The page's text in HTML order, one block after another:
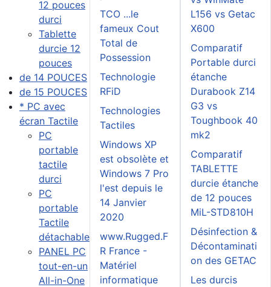
12 pouces
durci
Tablette
durcie 12
pouces
de 14 POUCES
de 15 POUCES
* PC avec
écran Tactile
PC
portable
tactile
durci
PC
portable
Tactile
détachable
PANEL PC
tout-en-un
All-in-One
TCO ...le
fameux Cout
Total de
Possession
Technologie
RFiD
Technologies
Tactiles
Windows XP
est obsolète et
Windows 7 Pro
l'est depuis le
14 Janvier
2020
www.Rugged.F
R France -
Matériel
informatique
L156 vs Getac
X600
Comparatif
Portable durci
étanche
Durabook Z14
G3 vs
Toughbook 40
mk2
Comparatif
TABLETTE
durcie étanche
de 12 pouces
MiL-STD810H
Désinfection &
Décontaminati
on des GETAC
Les durcis